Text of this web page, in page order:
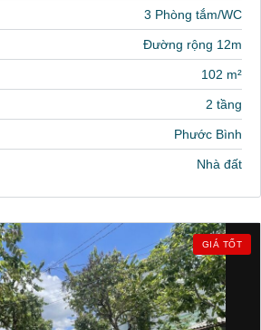
3 Phòng tắm/WC
Đường rộng 12m
102 m²
2 tầng
Phước Bình
Nhà đất
GIÁ TỐT